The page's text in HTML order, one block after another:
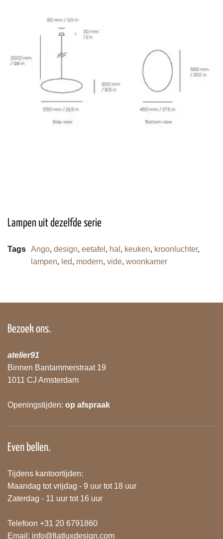
Lampen uit dezelfde serie
Tags Ango, design, eetafel , hal , keuken, kroonluchter,
lampen, led, modern, vide, woonkamer
Bezoek ons.
atelier91
Binnen Bantammerstraat 19
1011 CJ Amsterdam
Openingstijden: op afspraak
Even bellen.
Tijdens kantoortijden:
Maandag tot vrijdag - 9 uur tot 18 uur
Zaterdag - 11 uur tot 16 uur
Telefoon +31 20 6791860
Email: info@fiatluxdesign.com